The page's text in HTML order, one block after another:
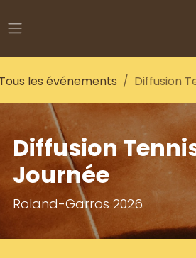
Tous les événements Diffusion
Diffusion
Journée
Roland-Garros 2026